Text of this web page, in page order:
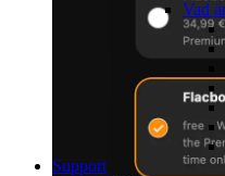
Vad
Support